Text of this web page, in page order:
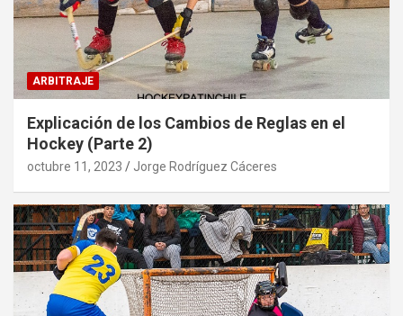
ARBITRAJE
Explicación de los Cambios de Reglas en el
Hockey (Parte 2)
octubre 11, 2023 Jorge Rodríguez Cáceres